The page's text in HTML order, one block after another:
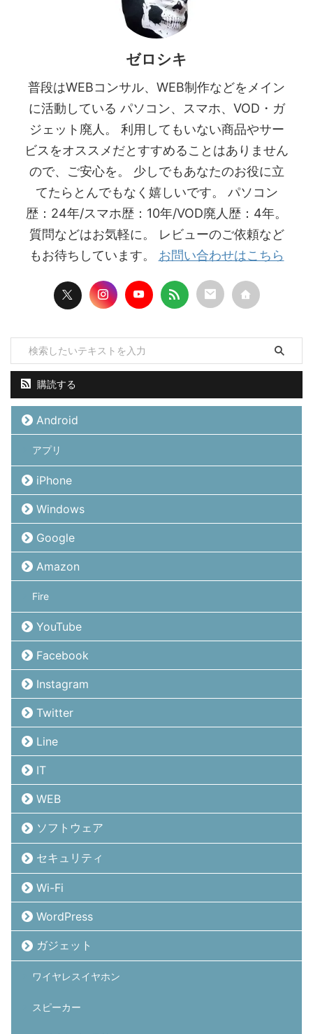
ゼロシキ
普段はWEBコンサル、WEB制作などをメイン
に活動している パソコン、スマホ、VOD・ガ
ジェット廃人。 利用してもいない商品やサー
ビスをオススメだとすすめることはありません
ので、ご安心を。 少しでもあなたのお役に立
てたらとんでもなく嬉しいです。 パソコン
歴：24年/スマホ歴：10年/VOD廃人歴：4年。
質問などはお気軽に。 レビューのご依頼など
もお待ちしています。 お問い合わせはこちら
購読する
Android
アプリ
iPhone
Windows
Google
Amazon
Fire
YouTube
Facebook
Instagram
Twitter
Line
IT
WEB
ソフトウェア
セキュリティ
Wi-Fi
WordPress
ガジェット
ワイヤレスイヤホン
スピーカー